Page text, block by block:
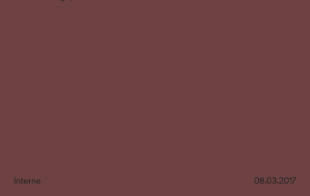
Interne 08.03.2017